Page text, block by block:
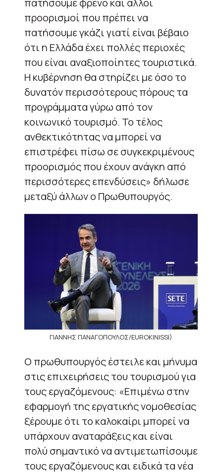
προορισμοί που πρέπει να
πατήσουμε γκάζι γιατί είναι βέβαιο
ότι η Ελλάδα έχει πολλές περιοχές
που είναι αναξιοποίητες τουριστικά.
Η κυβέρνηση θα στηρίζει με όσο το
δυνατόν περισσότερους πόρους τα
προγράμματα γύρω από τον
κοινωνικό τουρισμό. Το τέλος
ανθεκτικότητας να μπορεί να
επιστρέφει πίσω σε συγκεκριμένους
προορισμός που έχουν ανάγκη από
περισσότερες επενδύσεις» δήλωσε
μεταξύ άλλων ο Πρωθυπουργός.
ΓΙΑΝΝΗΣ ΠΑΝΑΓΟΠΟΥΛΟΣ/EUROKINISSI)
Ο πρωθυπουργός έστειλε και μήνυμα
στις επιχειρήσεις του τουρισμού για
τους εργαζόμενους: «Επιμένω στην
εφαρμογή της εργατικής νομοθεσίας
ξέρουμε ότι το καλοκαίρι μπορεί να
υπάρχουν αναταράξεις και είναι
πολύ σημαντικό να αντιμετωπίσουμε
τους εργαζόμενους και ειδικά τα νέα